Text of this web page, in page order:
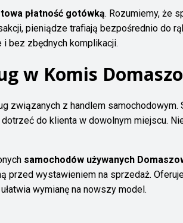
płatność gotówką. Rozumiemy, że
pieniądze trafiają bezpośrednio do
bez zbędnych komplikacji.
w Komis
związanych z handlem
do klienta w dowolnym miejscu.
samochodów używanych
przed wystawieniem na sprzedaż.
wymianę na nowszy model.